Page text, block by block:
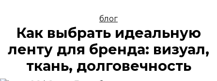
блог
Как выбрать идеальную
ленту для бренда: визуал,
ткань, долговечность